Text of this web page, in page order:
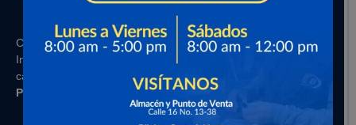
Contamos con un selecto grupo de empresas aliadas, de
Ingeniería y
especialistas en el sector, que cuentan con la
capacidad y la experiencia necesaria para ejecutar sus
PROYECTOS con CALIDAD y EFICIENCIA.